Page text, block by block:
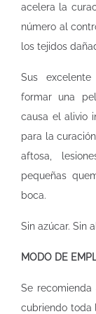
acelera la
número al
los tejidos
Sus excelente
formar una
causa el alivio
para la
aftosa,
pequeñas
boca.
Sin azúcar. Sin
MODO DE
Se
cubriendo toda